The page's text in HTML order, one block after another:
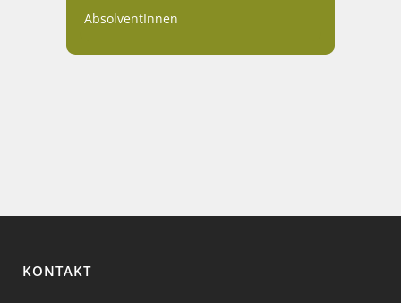
AbsolventInnen
KONTAKT